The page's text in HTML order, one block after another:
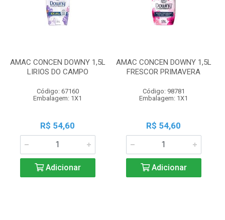
AMAC CONCEN DOWNY 1,5L
LIRIOS DO CAMPO
Código: 67160
Embalagem: 1X1
R$ 54,60
Adicionar
AMAC CONCEN DOWNY 1,5L
FRESCOR PRIMAVERA
Código: 98781
Embalagem: 1X1
R$ 54,60
Adicionar